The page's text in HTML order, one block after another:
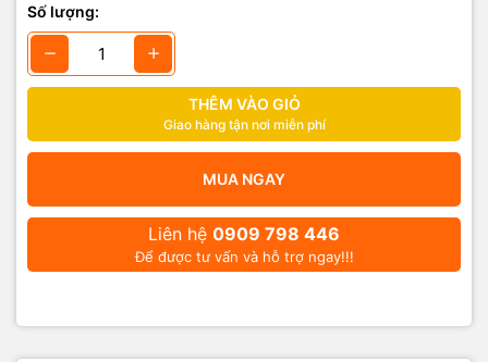
Số lượng:
THÊM VÀO GIỎ
Giao hàng tận nơi miễn phí
MUA NGAY
Liên hệ 0909 798 446
Để được tư vấn và hỗ trợ ngay!!!